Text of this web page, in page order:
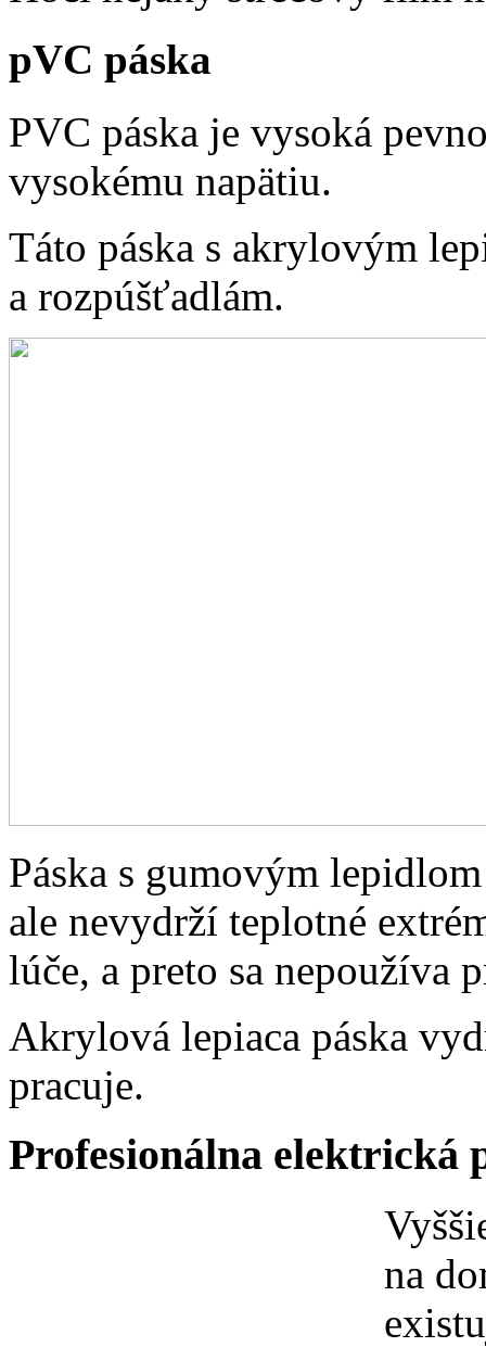
pVC páska
PVC páska je vysoká
vysokému napätiu.
Táto páska s akrylovým
a rozpúšťadlám.
Páska s gumovým
ale nevydrží teplotné
lúče, a preto sa nepoužíva
Akrylová lepiaca páska
pracuje.
Profesionálna elektrická
na